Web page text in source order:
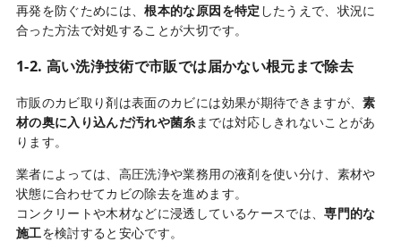
再発を防ぐためには、根本的な原因を特定 したうえで、状況に
合った方法で対処することが大切です。
1-2. 高い洗浄技術で市販では届かない根元まで除去
市販のカビ取り剤は表面のカビには効果が期待できますが、素
材の奥に入り込んだ汚れや菌糸 までは対応しきれないことがあ
ります。
業者によっては、高圧洗浄や業務用の液剤を使い分け、素材や
状態に合わせてカビの除去を進めます。
コンクリートや木材などに浸透しているケースでは、専門的な
施工を検討すると安心です。